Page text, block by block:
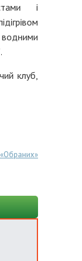
і
клуб,